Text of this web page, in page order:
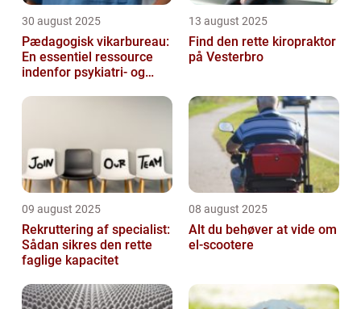
30 august 2025
Pædagogisk vikarbureau:
En essentiel ressource
indenfor psykiatri- og
13 august 2025
Find den rette kiropraktor
på Vesterbro
09 august 2025
Rekruttering af specialist:
Sådan sikres den rette
faglige kapacitet
08 august 2025
Alt du behøver at vide om
el-scootere